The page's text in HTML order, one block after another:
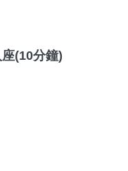
(10分鐘)